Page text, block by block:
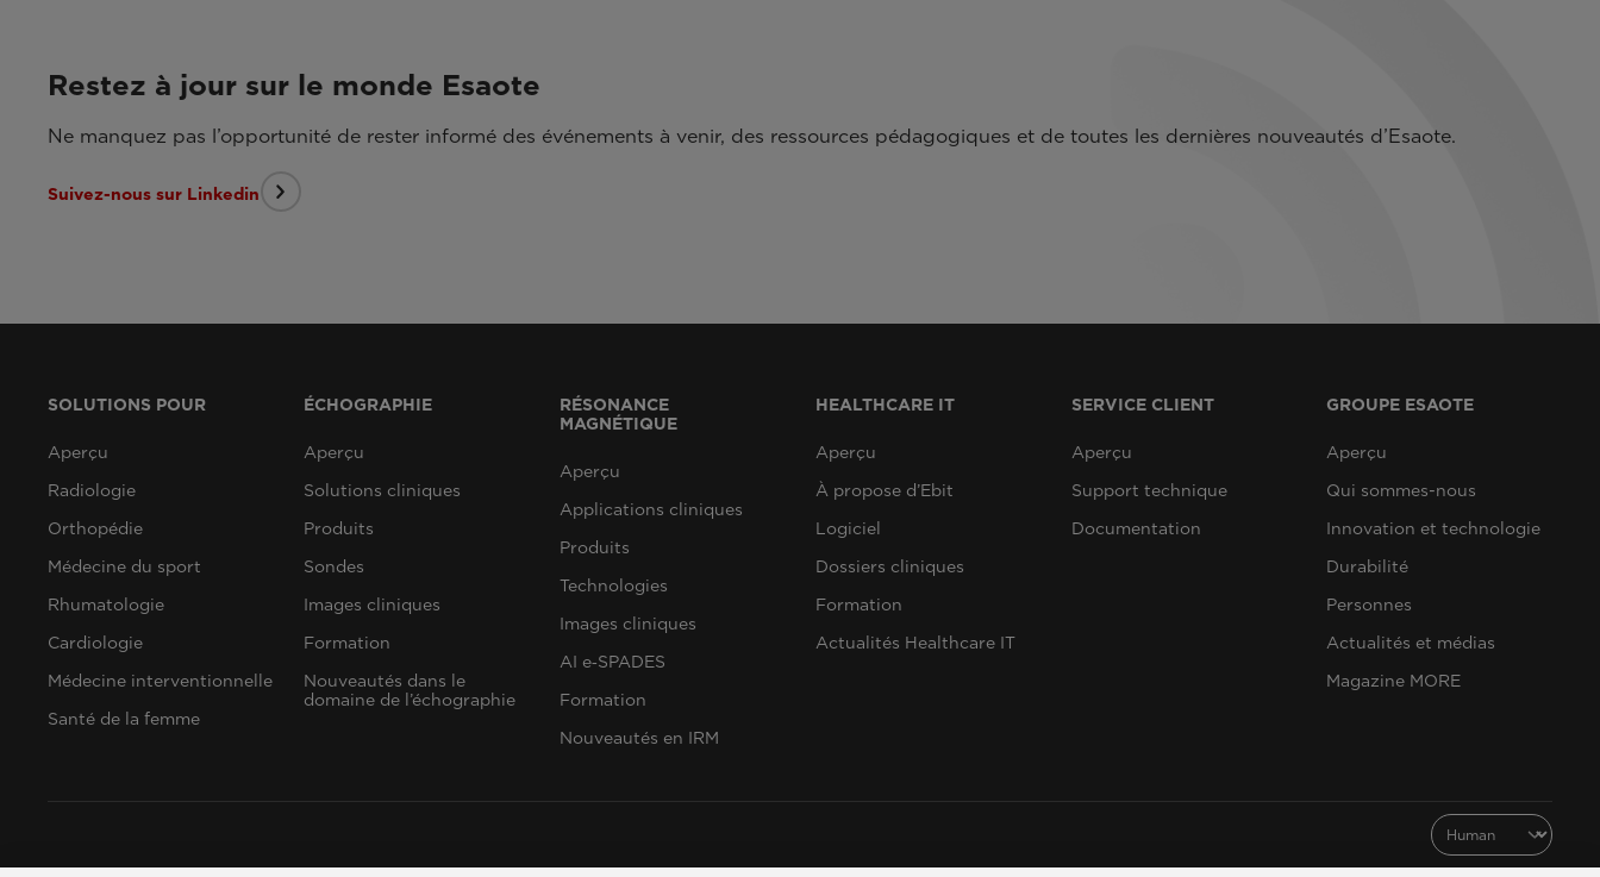
Restez à jour sur le monde Esaote
Ne manquez pas l’opportunité de rester informé des événements à venir, des ressources pédagogiques et de toutes les dernières nouveautés d’Esaote.
Suivez-nous sur Linkedin
SOLUTIONS POUR
Aperçu
Radiologie
Orthopédie
Médecine du sport
Rhumatologie
Cardiologie
Médecine interventionnelle
Santé de la femme
ÉCHOGRAPHIE
Aperçu
Solutions cliniques
Produits
Sondes
Images cliniques
Formation
Nouveautés dans le
domaine de l’échographie
RÉSONANCE
MAGNÉTIQUE
Aperçu
Applications cliniques
Produits
Technologies
Images cliniques
AI e‑SPADES
Formation
Nouveautés en IRM
HEALTHCARE IT
Aperçu
À propose d’Ebit
Logiciel
Dossiers cliniques
Formation
Actualités Healthcare IT
SERVICE CLIENT
Aperçu
Support technique
Documentation
GROUPE ESAOTE
Aperçu
Qui sommes-nous
Innovation et technologie
Durabilité
Personnes
Actualités et médias
Magazine MORE